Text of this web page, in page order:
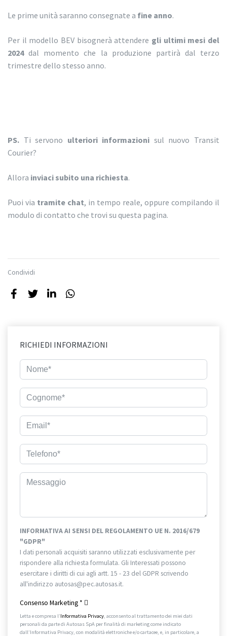
Le prime unità saranno consegnate a fine anno.
Per il modello BEV bisognerà attendere gli ultimi mesi del
2024dal momento che la produzione partirà dal terzo
trimestre dello stesso anno.
PS. Ti servono ulteriori informazioni sul nuovo Transit
Courier?
Allora inviaci subito una richiesta.
Puoi via tramite chat, in tempo reale, oppure compilando il
modulo di contatto che trovi su questa pagina.
Condividi
RICHIEDI INFORMAZIONI
INFORMATIVA AI SENSI DEL REGOLAMENTO UE N. 2016/679
"GDPR"
I dati personali acquisiti saranno utilizzati esclusivamente per
rispondere alla richiesta formulata. Gli Interessati possono
esercitare i diritti di cui agli artt. 15 - 23 del GDPR scrivendo
all'indirizzo autosas@pec.autosas.it.
Consenso Marketing *
Letta e compresa l’Informativa Privacy, acconsento al trattamento dei miei dati
personali da parte di Autosas SpA per finalità di marketing come indicato
dall’Informativa Privacy, con modalità elettroniche e/o cartacee, e, in particolare, a